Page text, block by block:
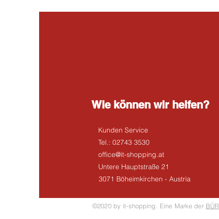
Wie können wir helfen?
Kunden Service
Tel.: 02743 3530
office@it-shopping.at
Untere Hauptstraße 21
3071 Böheimkirchen - Austria
©2020 by it-shopping. Eine Marke der